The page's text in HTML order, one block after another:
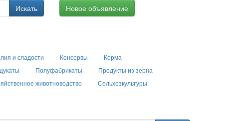
Искать
Новое объявление
и сладости Консервы
Корма
Полуфабрикаты
Продукты из зерна
животноводство
Сельхозкультуры